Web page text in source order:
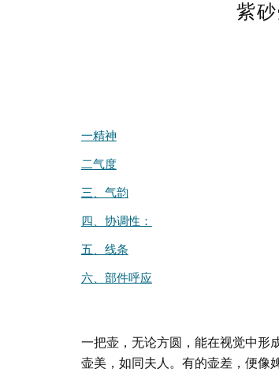
紫
一精神
二气度
三、气韵
四、协调性：
五、线条
六、部件呼应
一把壶，无论方圆，能在视觉中形
壶美，如同夫人。有的壶差，便像